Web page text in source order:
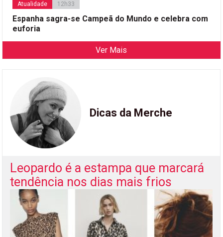
Atualidade 12h33
Espanha sagra-se Campeã do Mundo e celebra com
euforia
Ver Mais
Dicas da Merche
Leopardo é a estampa que marcará
tendência nos dias mais frios